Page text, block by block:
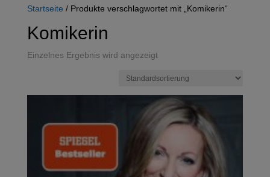
Startseite / Produkte verschlagwortet mit „Komikerin“
Komikerin
Einzelnes Ergebnis wird angezeigt